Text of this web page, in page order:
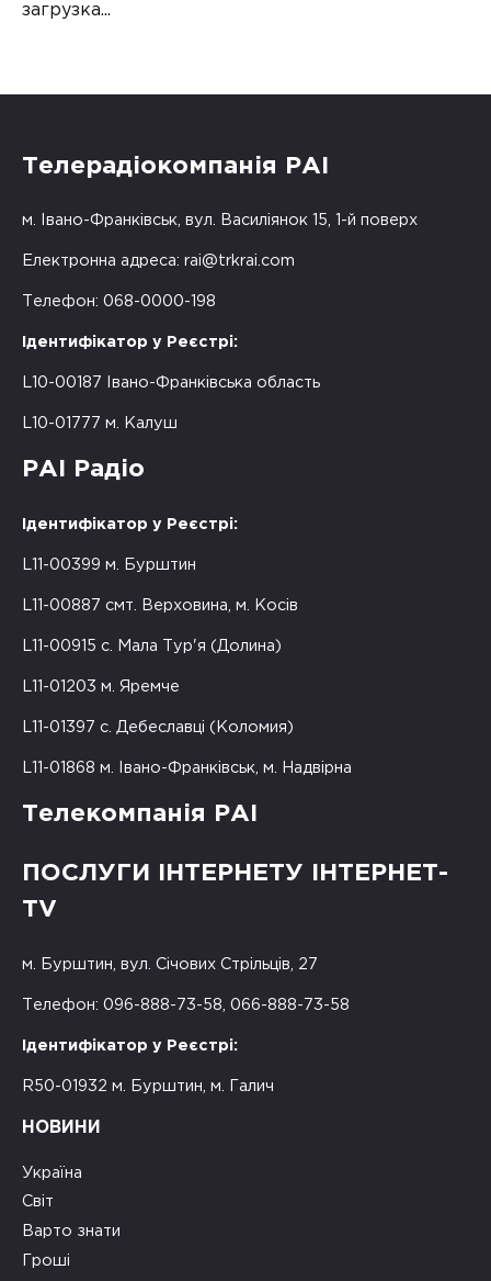
загрузка...
Телерадіокомпанія РАІ
м. Івано-Франківськ, вул. Василіянок 15, 1-й поверх
Електронна адреса: rai@trkrai.com
Телефон: 068-0000-198
Ідентифікатор у Реєстрі:
L10-00187 Івано-Франківська область
L10-01777 м. Калуш
РАІ Радіо
Ідентифікатор у Реєстрі:
L11-00399 м. Бурштин
L11-00887 смт. Верховина, м. Косів
L11-00915 с. Мала Тур'я (Долина)
L11-01203 м. Яремче
L11-01397 с. Дебеславці (Коломия)
L11-01868 м. Івано-Франківськ, м. Надвірна
Телекомпанія РАІ
ПОСЛУГИ ІНТЕРНЕТУ ІНТЕРНЕТ-
TV
м. Бурштин, вул. Січових Стрільців, 27
Телефон: 096-888-73-58, 066-888-73-58
Ідентифікатор у Реєстрі:
R50-01932 м. Бурштин, м. Галич
НОВИНИ
Україна
Світ
Варто знати
Гроші